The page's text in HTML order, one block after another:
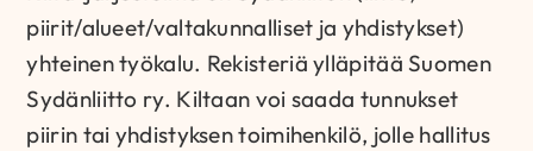
piirit/alueet/valtakunnalliset ja yhdistykset)
yhteinen työkalu. Rekisteriä ylläpitää Suomen
Sydänliitto ry. Kiltaan voi saada tunnukset
piirin tai yhdistyksen toimihenkilö, jolle hallitus